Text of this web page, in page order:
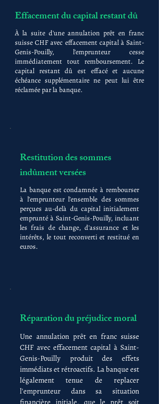
Effacement du capital restant dû
À la suite d'une annulation prêt en franc
suisse CHF avec effacement capital à Saint-
Genis-Pouilly, l'emprunteur cesse
immédiatement tout remboursement. Le
capital restant dû est effacé et aucune
échéance supplémentaire ne peut lui être
réclamée par la banque.
Restitution des sommes
indûment versées
La banque est condamnée à rembourser
à l'emprunteur l'ensemble des sommes
perçues au-delà du capital initialement
emprunté à Saint-Genis-Pouilly, incluant
les frais de change, d'assurance et les
intérêts, le tout reconverti et restitué en
euros.
Réparation du préjudice moral
Une annulation prêt en franc suisse
CHF avec effacement capital à Saint-
Genis-Pouilly produit des effets
immédiats et rétroactifs. La banque est
légalement tenue de replacer
l'emprunteur dans sa situation
financière initiale, que le prêt soit